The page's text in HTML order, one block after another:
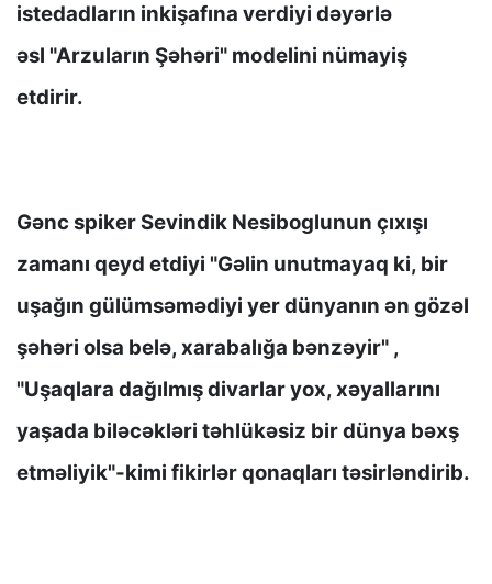
istedadların inkişafına verdiyi dəyərlə
əsl "Arzuların Şəhəri" modelini nümayiş
etdirir.
Gənc spiker Sevindik Nesiboglunun çıxışı
zamanı qeyd etdiyi "Gəlin unutmayaq ki, bir
uşağın gülümsəmədiyi yer dünyanın ən gözəl
şəhəri olsa belə, xarabalığa bənzəyir" ,
"Uşaqlara dağılmış divarlar yox, xəyallarını
yaşada biləcəkləri təhlükəsiz bir dünya bəxş
etməliyik"-kimi fikirlər qonaqları təsirləndirib.